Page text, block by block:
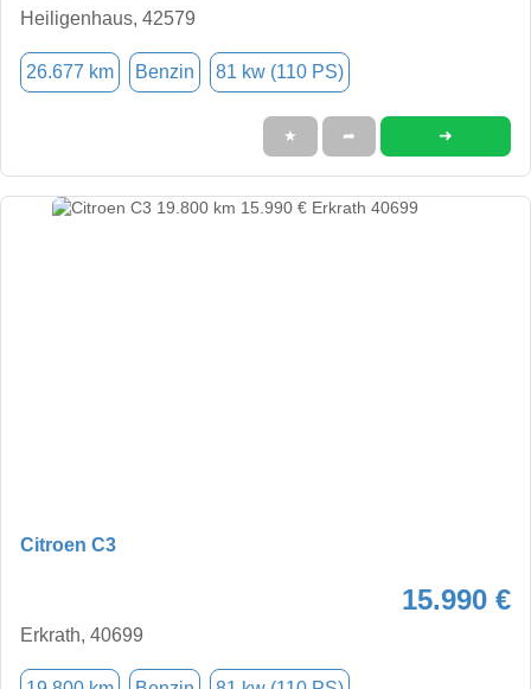
Heiligenhaus, 42579
26.677 km Benzin 81 kw (110 PS)
★ ➦ ➜
Citroen C3
15.990 €
Erkrath, 40699